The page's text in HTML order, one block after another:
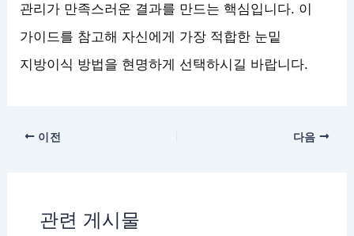
관리가 만족스러운 결과를 만드는 핵심입니다. 이
가이드를 참고해 자신에게 가장 적합한 눈밑
지방이식 방법을 현명하게 선택하시길 바랍니다.
이전 다음
관련 게시물